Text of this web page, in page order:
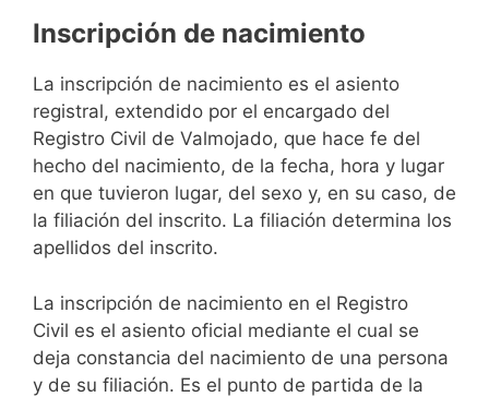
Inscripción de nacimiento
La inscripción de nacimiento es el asiento
registral, extendido por el encargado del
Registro Civil de Valmojado, que hace fe del
hecho del nacimiento, de la fecha, hora y lugar
en que tuvieron lugar, del sexo y, en su caso, de
la filiación del inscrito. La filiación determina los
apellidos del inscrito.
La inscripción de nacimiento en el Registro
Civil es el asiento oficial mediante el cual se
deja constancia del nacimiento de una persona
y de su filiación. Es el punto de partida de la